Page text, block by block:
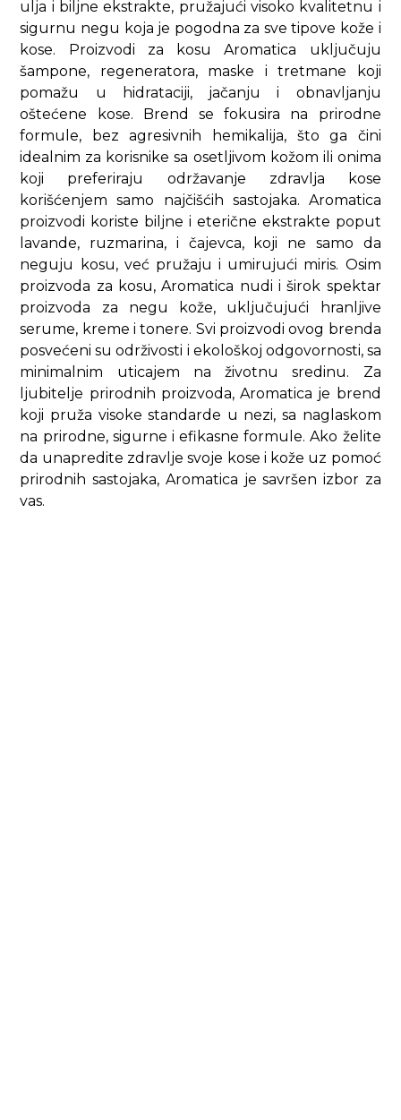
ulja i biljne ekstrakte, pružajući visoko kvalitetnu i
sigurnu negu koja je pogodna za sve tipove kože i
kose. Proizvodi za kosu Aromatica uključuju
šampone, regeneratora, maske i tretmane koji
pomažu u hidrataciji, jačanju i obnavljanju
oštećene kose. Brend se fokusira na prirodne
formule, bez agresivnih hemikalija, što ga čini
idealnim za korisnike sa osetljivom kožom ili onima
koji preferiraju održavanje zdravlja kose
korišćenjem samo najčišćih sastojaka. Aromatica
proizvodi koriste biljne i eterične ekstrakte poput
lavande, ruzmarina, i čajevca, koji ne samo da
neguju kosu, već pružaju i umirujući miris. Osim
proizvoda za kosu, Aromatica nudi i širok spektar
proizvoda za negu kože, uključujući hranljive
serume, kreme i tonere. Svi proizvodi ovog brenda
posvećeni su održivosti i ekološkoj odgovornosti, sa
minimalnim uticajem na životnu sredinu. Za
ljubitelje prirodnih proizvoda, Aromatica je brend
koji pruža visoke standarde u nezi, sa naglaskom
na prirodne, sigurne i efikasne formule. Ako želite
da unapredite zdravlje svoje kose i kože uz pomoć
prirodnih sastojaka, Aromatica je savršen izbor za
vas.